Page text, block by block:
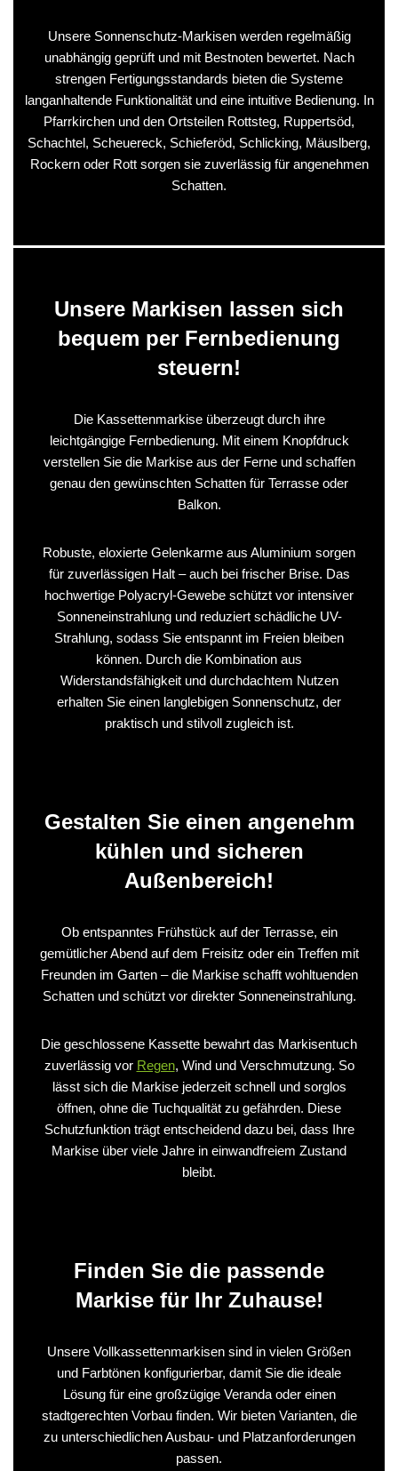
Unsere Sonnenschutz-Markisen werden regelmäßig
unabhängig geprüft und mit Bestnoten bewertet. Nach
strengen Fertigungsstandards bieten die Systeme
langanhaltende Funktionalität und eine intuitive Bedienung. In
Pfarrkirchen und den Ortsteilen Rottsteg, Ruppertsöd,
Schachtel, Scheuereck, Schieferöd, Schlicking, Mäuslberg,
Rockern oder Rott sorgen sie zuverlässig für angenehmen
Schatten.
Unsere Markisen lassen sich
bequem per Fernbedienung
steuern!
Die Kassettenmarkise überzeugt durch ihre
leichtgängige Fernbedienung. Mit einem Knopfdruck
verstellen Sie die Markise aus der Ferne und schaffen
genau den gewünschten Schatten für Terrasse oder
Balkon.
Robuste, eloxierte Gelenkarme aus Aluminium sorgen
für zuverlässigen Halt – auch bei frischer Brise. Das
hochwertige Polyacryl-Gewebe schützt vor intensiver
Sonneneinstrahlung und reduziert schädliche UV-
Strahlung, sodass Sie entspannt im Freien bleiben
können. Durch die Kombination aus
Widerstandsfähigkeit und durchdachtem Nutzen
erhalten Sie einen langlebigen Sonnenschutz, der
praktisch und stilvoll zugleich ist.
Gestalten Sie einen angenehm
kühlen und sicheren
Außenbereich!
Ob entspanntes Frühstück auf der Terrasse, ein
gemütlicher Abend auf dem Freisitz oder ein Treffen mit
Freunden im Garten – die Markise schafft wohltuenden
Schatten und schützt vor direkter Sonneneinstrahlung.
Die geschlossene Kassette bewahrt das Markisentuch
zuverlässig vor Regen, Wind und Verschmutzung. So
lässt sich die Markise jederzeit schnell und sorglos
öffnen, ohne die Tuchqualität zu gefährden. Diese
Schutzfunktion trägt entscheidend dazu bei, dass Ihre
Markise über viele Jahre in einwandfreiem Zustand
bleibt.
Finden Sie die passende
Markise für Ihr Zuhause!
Unsere Vollkassettenmarkisen sind in vielen Größen
und Farbtönen konfigurierbar, damit Sie die ideale
Lösung für eine großzügige Veranda oder einen
stadtgerechten Vorbau finden. Wir bieten Varianten, die
zu unterschiedlichen Ausbau- und Platzanforderungen
passen.